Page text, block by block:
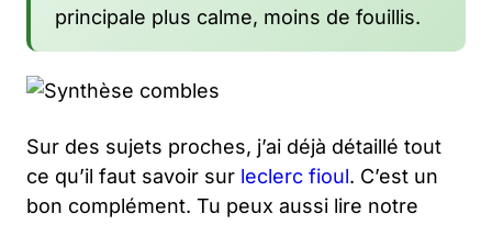
principale plus calme, moins de fouillis.
Sur des sujets proches, j’ai déjà détaillé tout
ce qu’il faut savoir sur leclerc fioul. C’est un
bon complément. Tu peux aussi lire notre